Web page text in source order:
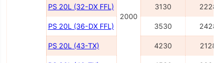
2000
PS 20L (32-DX FFL) 3130 2228
PS 20L (36-DX FFL) 3530 2428
PS 20L (43-TX) 4230 2128